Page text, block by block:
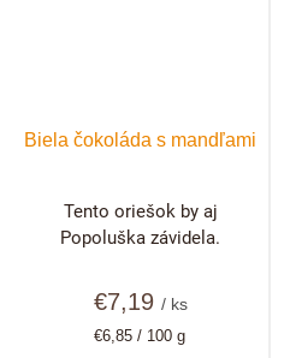
Biela čokoláda s mandľami
€7,19 / ks
Jednotková
€6,85 / 100 g
Tento oriešok by aj
Popoluška závidela.